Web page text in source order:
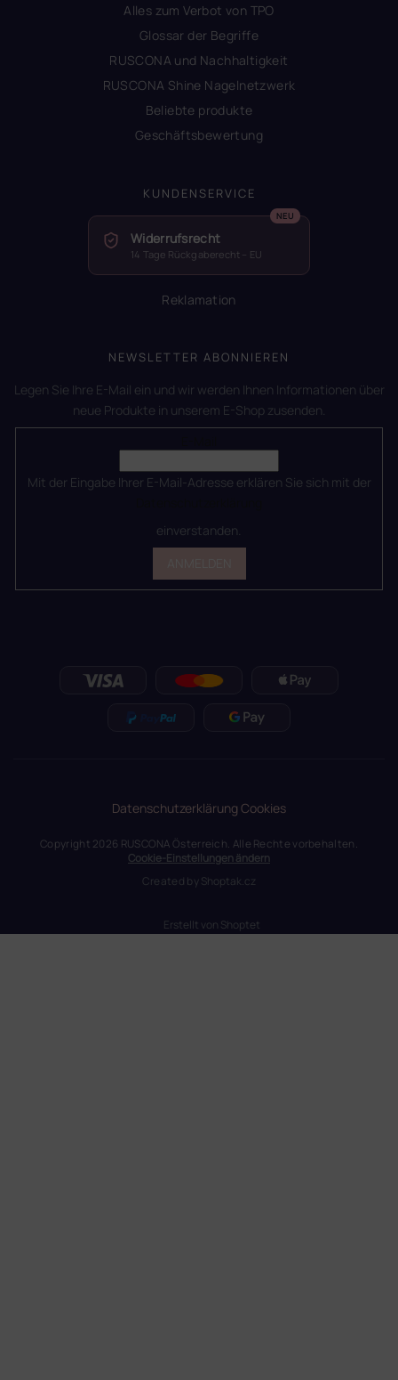
Alles zum Verbot von TPO
Glossar der Begriffe
RUSCONA und Nachhaltigkeit
RUSCONA Shine Nagelnetzwerk
Beliebte produkte
Geschäftsbewertung
KUNDENSERVICE
Widerrufsrecht
14 Tage Rückgaberecht – EU
Reklamation
NEWSLETTER ABONNIEREN
Legen Sie Ihre E-Mail ein und wir werden Ihnen Informationen über
neue Produkte in unserem E-Shop zusenden.
Mit der Eingabe Ihrer E-Mail-Adresse erklären Sie sich mit der
einverstanden.
DatenschutzerklärungCookies
Erstellt von Shoptet
Copyright 2026 RUSCONA Österreich. Alle Rechte vorbehalten.
Cookie-Einstellungen ändern
Created byShoptak.cz